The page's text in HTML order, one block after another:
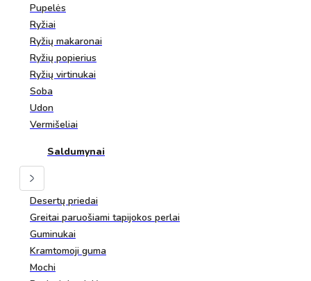
Pupelės
Ryžiai
Ryžių makaronai
Ryžių popierius
Ryžių virtinukai
Soba
Udon
Vermišeliai
Saldumynai
Desertų priedai
Greitai paruošiami tapijokos perlai
Guminukai
Kramtomoji guma
Mochi